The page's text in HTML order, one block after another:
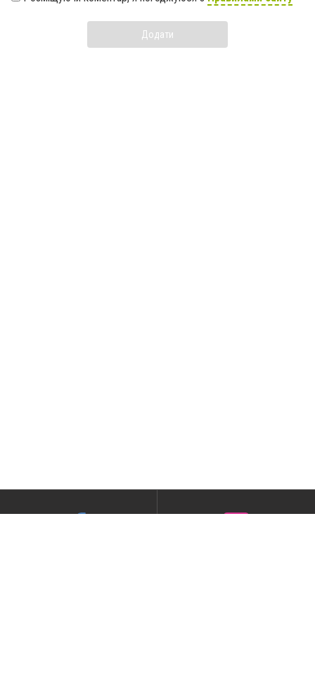
Додати